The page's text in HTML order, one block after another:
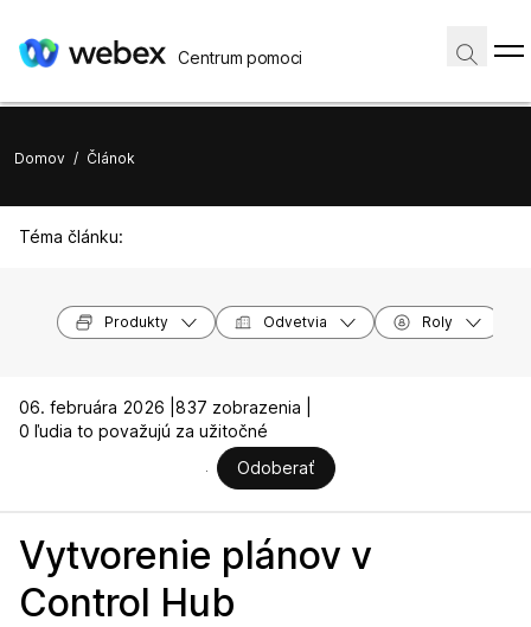
Centrum pomoci
Domov / Článok
Téma článku:
Produkty Odvetvia Roly
06. februára 2026 | 837 zobrazenia |
0 ľudia to považujú za užitočné
Odoberať
Vytvorenie plánov v
Control Hub